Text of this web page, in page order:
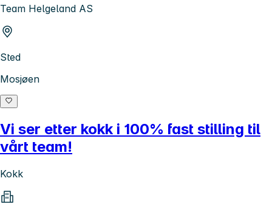
Team Helgeland AS
Sted
Mosjøen
Vi ser etter kokk i 100% fast stilling til
vårt team!
Kokk